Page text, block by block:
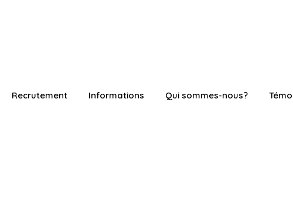
Recrutement Informations Qui sommes-nous?